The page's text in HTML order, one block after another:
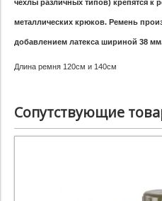
чехлы различных типов) крепятся
металлических крюков. Ремень
добавлением латекса шириной 38 мм
Длина ремня 120см и 140см
Сопутствующие